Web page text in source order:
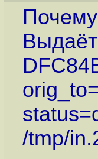
/tmp/